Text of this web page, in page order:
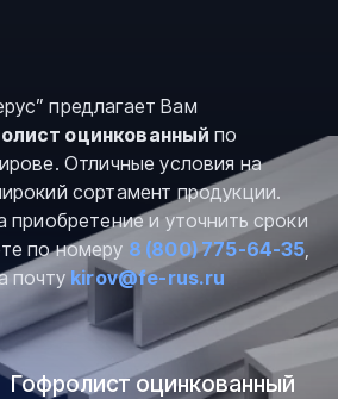
предлагает Вам
оцинкованный по
Отличные условия на
сортамент продукции.
приобретение и уточнить сроки
по номеру 8 (800) 775-64-35,
почту kirov@fe-rus.ru
Гофролист оцинкованный